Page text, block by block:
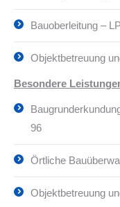
Bauoberleitung –
Objektbetreuung
Besondere Leistung
96
Örtliche
Objektbetreuung